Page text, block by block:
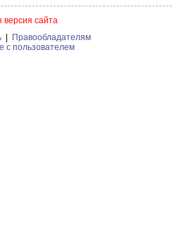
версия сайта
Правообладателям
с пользователем